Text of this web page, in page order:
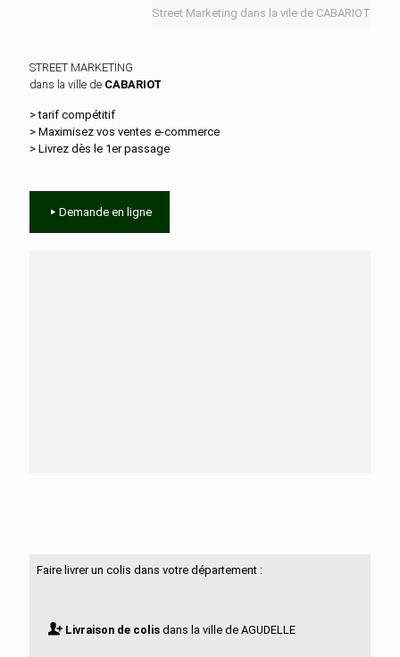
Street Marketing dans la vile de CABARIOT
STREET MARKETING
dans la ville de CABARIOT
> tarif compétitif
> Maximisez vos ventes e‑commerce
> Livrez dès le 1er passage
Demande en ligne
Faire livrer un colis dans votre département :
Livraison de colisdans la ville de AGUDELLE